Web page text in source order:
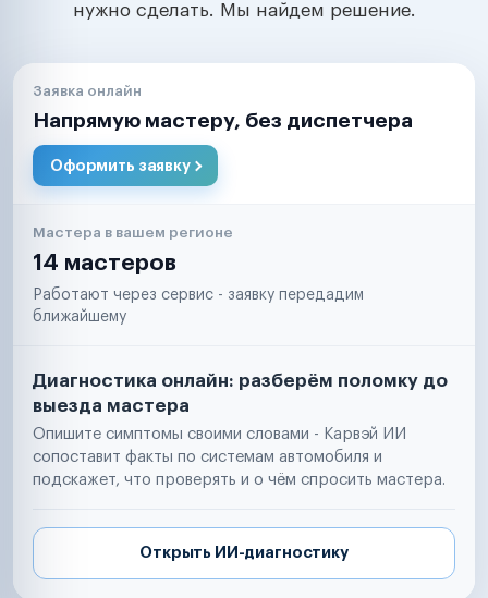
нужно сделать. Мы найдем решение.
Заявка онлайн
Напрямую мастеру, без диспетчера
Оформить заявку
Мастера в вашем регионе
14 мастеров
Работают через сервис - заявку передадим
ближайшему
Диагностика онлайн: разберём поломку до
выезда мастера
Опишите симптомы своими словами - Карвэй ИИ
сопоставит факты по системам автомобиля и
подскажет, что проверять и о чём спросить мастера.
Открыть ИИ-диагностику